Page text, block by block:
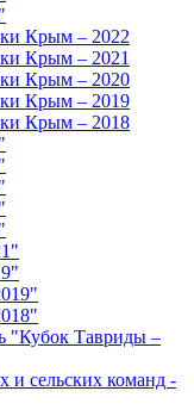
Крым – 2022
Крым – 2021
Крым – 2020
Крым – 2019
Крым – 2018
"Кубок Тавриды –
и сельских команд -